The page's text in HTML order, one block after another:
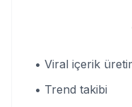
• Viral içerik
• Trend takibi